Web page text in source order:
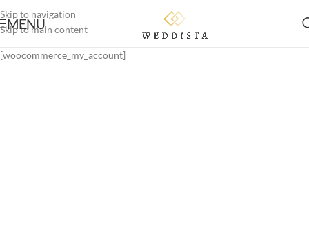
Skip to navigation
Skip to main content
MENU
[woocommerce_my_account]